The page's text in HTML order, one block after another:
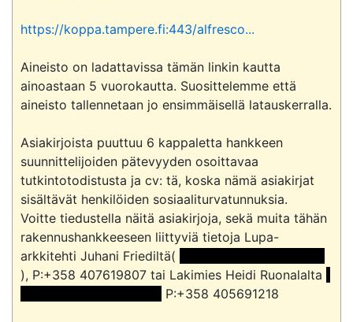
https://koppa.tampere.fi:443/alfresco...
Aineisto on ladattavissa tämän linkin kautta
ainoastaan 5 vuorokautta. Suosittelemme että
aineisto tallennetaan jo ensimmäisellä latauskerralla.
Asiakirjoista puuttuu 6 kappaletta hankkeen
suunnittelijoiden pätevyyden osoittavaa
tutkintotodistusta ja cv: tä, koska nämä asiakirjat
sisältävät henkilöiden sosiaaliturvatunnuksia.
Voitte tiedustella näitä asiakirjoja, sekä muita tähän
rakennushankkeeseen liittyviä tietoja Lupa-
arkkitehti Juhani Friediltä(
P:+358 405691218